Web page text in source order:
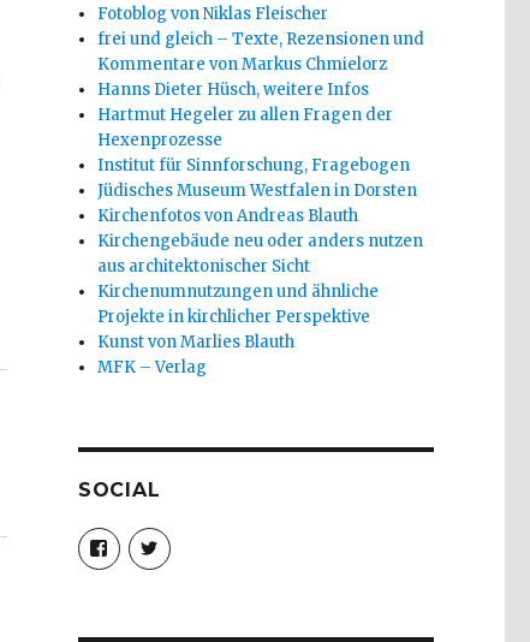
Fotoblog von Niklas Fleischer
frei und gleich – Texte, Rezensionen und
Kommentare von Markus Chmielorz
Hanns Dieter Hüsch, weitere Infos
Hartmut Hegeler zu allen Fragen der
Hexenprozesse
Institut für Sinnforschung, Fragebogen
Jüdisches Museum Westfalen in Dorsten
Kirchenfotos von Andreas Blauth
Kirchengebäude neu oder anders nutzen
aus architektonischer Sicht
Kirchenumnutzungen und ähnliche
Projekte in kirchlicher Perspektive
Kunst von Marlies Blauth
MFK – Verlag
SOCIAL
Profil
von
christoph.fleischer1
anzeigen
Profil
von
anzeigen